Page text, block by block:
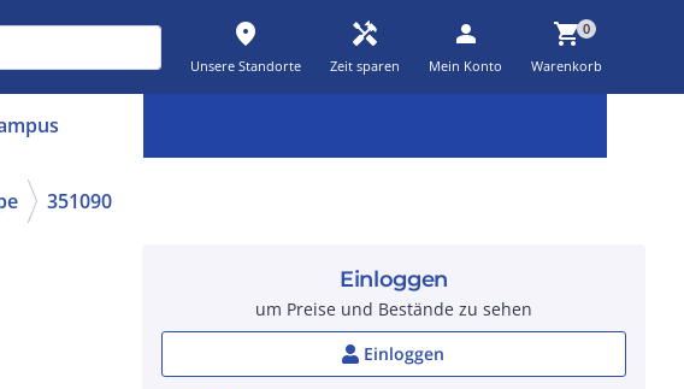
place
Unsere Standorte
handyman
Zeit sparen
person
Mein Konto
shopping_cart0
Warenkorb
351090
Einloggen
um Preise und Bestände zu sehen
Einloggen